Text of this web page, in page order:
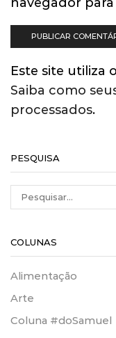
Este site utiliza
Saiba como
processados.
PESQUISA
COLUNAS
Alimentação
Arte
Coluna #doSamuel